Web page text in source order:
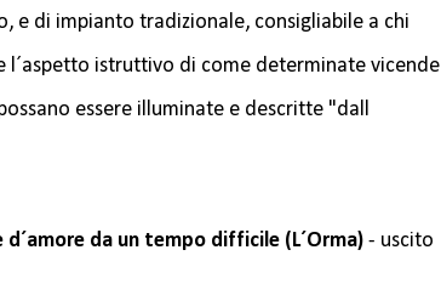
e di impianto tradizionale, consigliabile a chi
l´aspetto istruttivo di come determinate vicende
essere illuminate e descritte "dall
d´amore da un tempo difficile (L´Orma) - uscito